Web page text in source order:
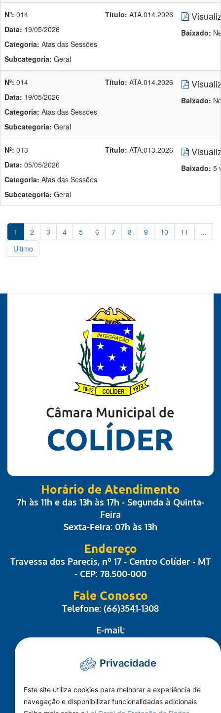
Nº: 014
Data: 19/05/2026
Categoria: Atas das Sessões
Subcategoria: Geral
Título: ATA.014.2026
Baixado:
Nº: 014
Data: 19/05/2026
Categoria: Atas das Sessões
Subcategoria: Geral
Título: ATA.014.2026
Baixado:
Nº: 013
Data: 05/05/2026
Categoria: Atas das Sessões
Subcategoria: Geral
Título: ATA.013.2026
Baixado: 5
1 2 3 4 5 6 7 8 9 10 11
...
Ultimo
Horário de Atendimento
7h às 11h e das 13h às 17h - Segunda à Quinta-
Feira
Sexta-Feira: 07h às 13h
Endereço
Travessa dos Parecis, nº 17 - Centro Colíder - MT
- CEP: 78.500-000
Fale Conosco
Telefone: (66)3541-1308
E-mail:
administrativo@camaracolider.mt.gov.br
Mapa do Site
Conheça a Câmara
A Cidade
Privacidade
Este site utiliza cookies para melhorar a experiência de
navegação e disponibilizar funcionalidades adicionais